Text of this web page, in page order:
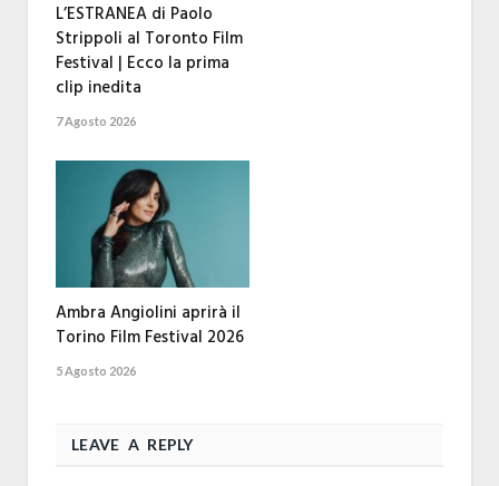
L’ESTRANEA di Paolo
Strippoli al Toronto Film
Festival | Ecco la prima
clip inedita
7 Agosto 2026
Ambra Angiolini aprirà il
Torino Film Festival 2026
5 Agosto 2026
LEAVE A REPLY